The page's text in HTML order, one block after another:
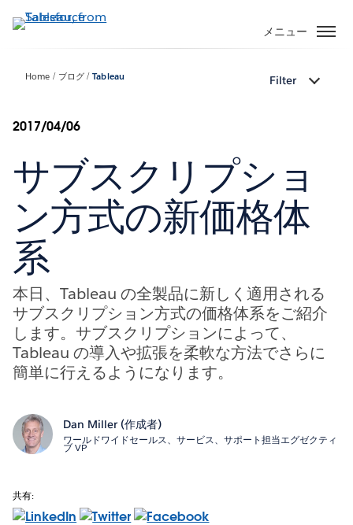
イ
ン
メニュー
Home ブログ Tableau Filter
2017/04/06
サブスクリプショ
ン方式の新価格体
系
本日、Tableau の全製品に新しく適用される
サブスクリプション方式の価格体系をご紹介
します。サブスクリプションによって、
Tableau の導入や拡張を柔軟な方法でさらに
簡単に行えるようになります。
Dan Miller (作成者)
ワールドワイドセールス、サービス、サポート担当エグゼクティ
ブ VP
共有: